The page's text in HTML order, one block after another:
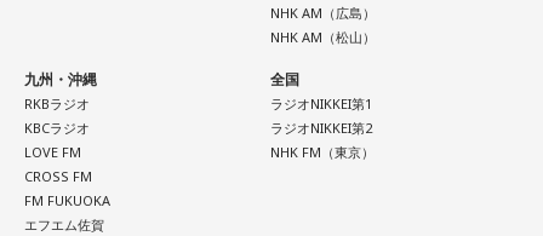
遠山：自分自身の内面をすごく辿って探っている曲ですよ
ね？
ほのか：はい。私は「自分自身を分かってみたい」という気
持ちで作品を作っていて、もしかしたら皆さんも何かを作る
ときって、自分自身を分かってみたいから作るんじゃないか
なと思って、そういう曲を作りました。
NHK AM（広島）
NHK AM（松山）
九州・沖縄
RKBラジオ
KBCラジオ
LOVE FM
CROSS FM
FM FUKUOKA
エフエム佐賀
全国
ラジオNIKKEI第1
ラジオNIKKEI第2
NHK FM（東京）